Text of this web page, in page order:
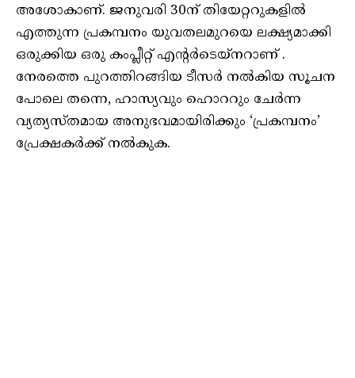
അശോകാണ്. ജനുവരി 30ന് തിയേറ്ററുകളിൽ
എത്തുന്ന പ്രകമ്പനം യുവതലമുറയെ ലക്ഷ്യമാക്കി
ഒരുക്കിയ ഒരു കംപ്ലീറ്റ് എന്റർടെയ്നറാണ് .
നേരത്തെ പുറത്തിറങ്ങിയ ടീസർ നൽകിയ സൂചന
പോലെ തന്നെ, ഹാസ്യവും ഹൊററും ചേർന്ന
വ്യത്യസ്തമായ അനുഭവമായിരിക്കും ‘പ്രകമ്പനം’
പ്രേക്ഷകർക്ക് നൽകുക.